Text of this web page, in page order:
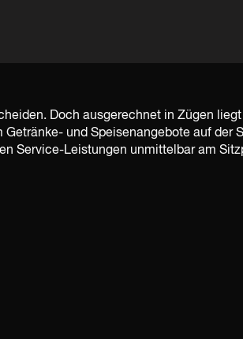
Doch ausgerechnet in Zügen
und Speisenangebote auf der
Service-Leistungen unmittelbar am